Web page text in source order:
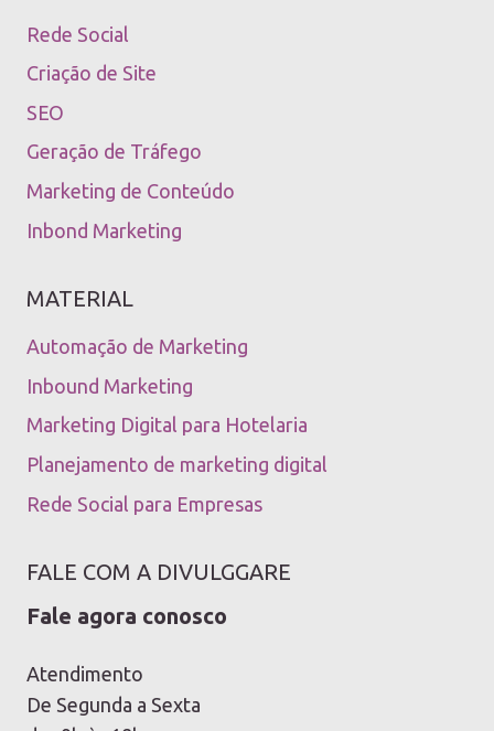
Rede Social
Criação de Site
SEO
Geração de Tráfego
Marketing de Conteúdo
Inbond Marketing
MATERIAL
Automação de Marketing
Inbound Marketing
Marketing Digital para Hotelaria
Planejamento de marketing digital
Rede Social para Empresas
FALE COM A DIVULGGARE
Fale agora conosco
Atendimento
De Segunda a Sexta